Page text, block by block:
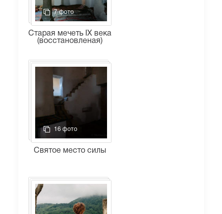
7 фото
Старая мечеть IX века
(восстановленая)
16 фото
Святое место силы